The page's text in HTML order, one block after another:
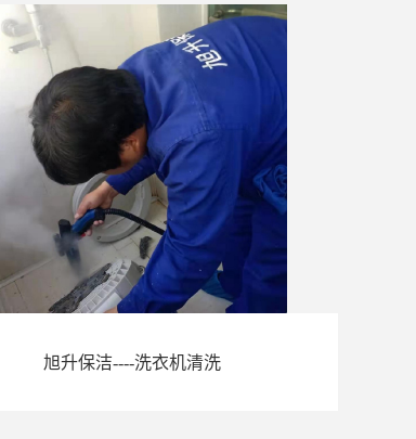
旭升保洁----洗衣机清洗